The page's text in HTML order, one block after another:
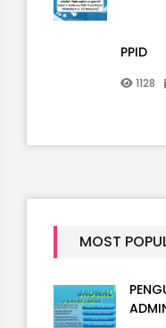
MOST
PPID
1128